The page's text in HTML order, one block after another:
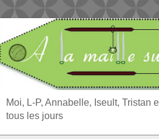
Moi, L-P, Annabelle, Iseult, Tristan
tous les jours